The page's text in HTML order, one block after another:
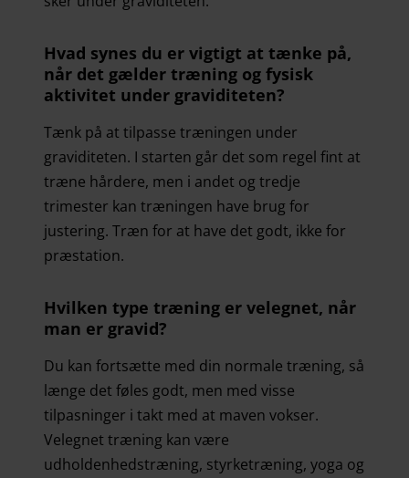
Hvad synes du er vigtigt at tænke på,
når det gælder træning og fysisk
aktivitet under graviditeten?
Tænk på at tilpasse træningen under
graviditeten. I starten går det som regel fint at
træne hårdere, men i andet og tredje
trimester kan træningen have brug for
justering. Træn for at have det godt, ikke for
præstation.
Hvilken type træning er velegnet, når
man er gravid?
Du kan fortsætte med din normale træning, så
længe det føles godt, men med visse
tilpasninger i takt med at maven vokser.
Velegnet træning kan være
udholdenhedstræning, styrketræning, yoga og